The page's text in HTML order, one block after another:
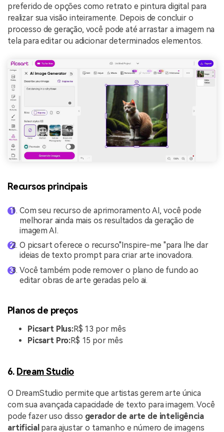
preferido de opções como retrato e pintura digital para
realizar sua visão inteiramente. Depois de concluir o
processo de geração, você pode até arrastar a imagem na
tela para editar ou adicionar determinados elementos.
Recursos principais
Com seu recurso de aprimoramento AI, você pode
melhorar ainda mais os resultados da geração de
imagem AI.
O picsart oferece o recurso"Inspire-me "para lhe dar
ideias de texto prompt para criar arte inovadora.
Você também pode remover o plano de fundo ao
editar obras de arte geradas pelo ai.
Planos de preços
Picsart Plus:R$ 13 por mês
Picsart Pro:R$ 15 por mês
6. Dream Studio
O DreamStudio permite que artistas gerem arte única
com sua avançada capacidade de texto para imagem. Você
pode fazer uso disso gerador de arte de inteligência
artificial para ajustar o tamanho e número de imagens